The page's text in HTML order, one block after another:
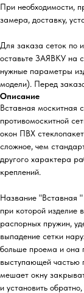
При необходимости,
замера, доставку,
Для заказа сеток по
оставьте ЗАЯВКУ на
нужные параметры
модели). Перед
Описание
Вставная москитная
противомоскитной
окон ПВХ
сложное, чем
другого характера
креплений.
Название "Вставная "
при которой изделие
распорных пружин,
выпадение сетки
больше проема и она
выступающей частью
мешает окну
и установить